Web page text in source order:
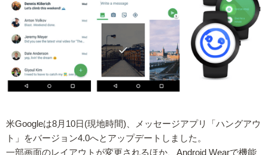
米Googleは8月10日(現地時間)、メッセージアプリ「ハングアウ
ト」をバージョン4.0へとアップデートしました。
一部画面のレイアウトが変更されるほか、Android Wearで機能